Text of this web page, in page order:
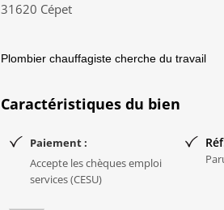
31620 Cépet
Plombier chauffagiste cherche du travail
Caractéristiques du bien
Paiement :
Accepte les chèques emploi
services (CESU)